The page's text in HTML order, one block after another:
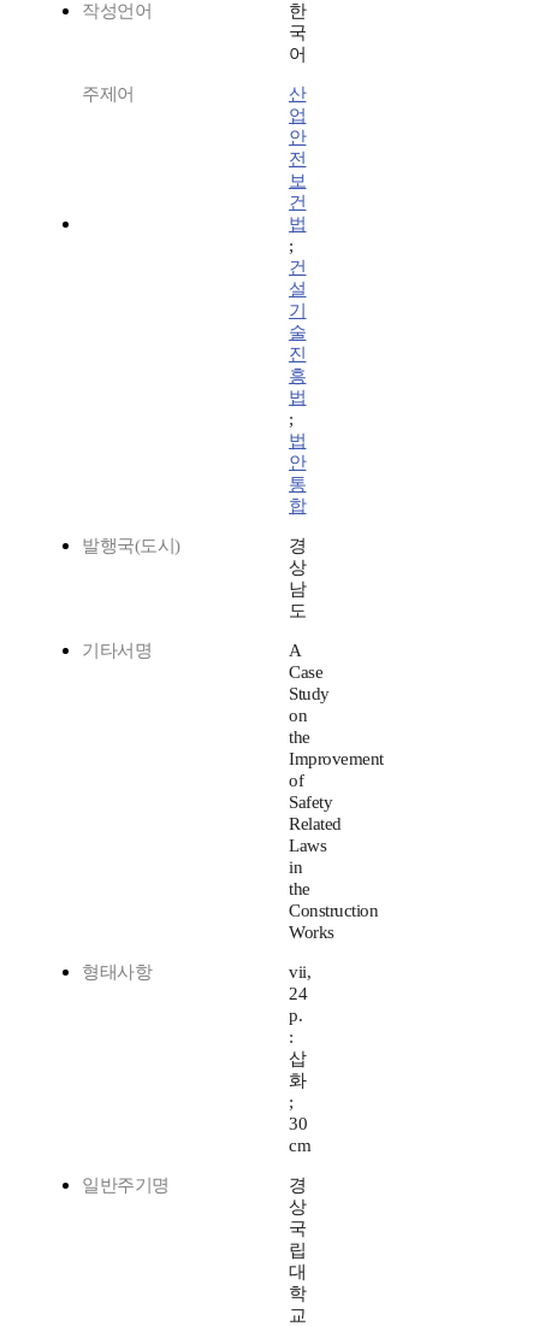
작성언어
한
국
어
주제어
산
업
안
전
보
건
법
;
건
설
기
술
진
흥
법
;
법
안
통
합
발행국(도시)
경
상
남
도
기타서명
A
Case
Study
on
the
Improvement
of
Safety
Related
Laws
in
the
Construction
Works
형태사항
vii,
24
p.
:
삽
화
;
30
cm
일반주기명
경
상
국
립
대
학
교